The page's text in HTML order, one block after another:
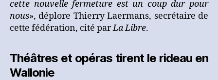
cette nouvelle fermeture est un coup dur pour
nous», déplore Thierry Laermans, secrétaire de
cette fédération, cité parLa Libre.
Théâtres et opéras tirent le rideau en
Wallonie